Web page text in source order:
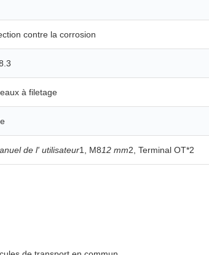
contre la corrosion
à filetage
de l' utilisateur1, M812 mm2, Terminal OT*2